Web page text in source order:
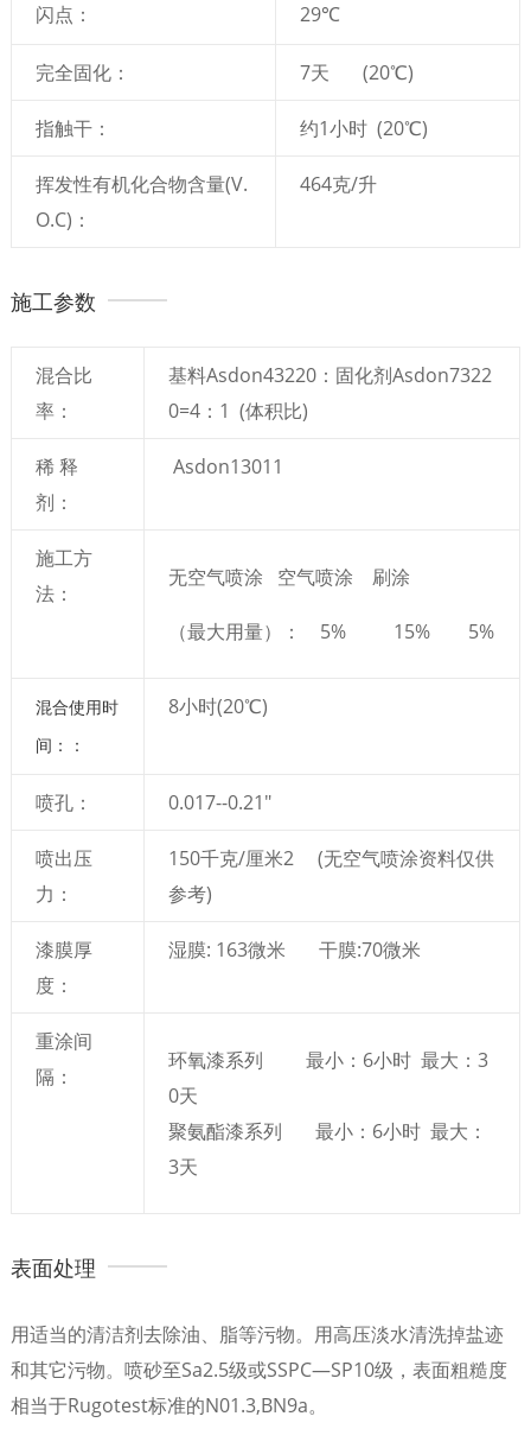
闪点： 29℃
完全固化： 7天 (20℃)
指触干： 约1小时 (20℃)
挥发性有机化合物含量(V.
O.C)：
464克/升
施工参数
混合比
率：
基料Asdon43220：固化剂Asdon7322
0=4：1 (体积比)
稀 释
剂：
Asdon13011
施工方
法：
无空气喷涂 空气喷涂 刷涂
（最大用量）： 5% 15% 5%
混合使用时
间：：
8小时(20℃)
喷孔： 0.017--0.21"
喷出压
力：
150千克/厘米2 (无空气喷涂资料仅供
参考)
漆膜厚
度：
湿膜: 163微米 干膜:70微米
重涂间
隔：
环氧漆系列 最小：6小时 最大：3
0天
聚氨酯漆系列 最小：6小时 最大：
3天
表面处理
用适当的清洁剂去除油、脂等污物。用高压淡水清洗掉盐迹
和其它污物。喷砂至Sa2.5级或SSPC—SP10级，表面粗糙度
相当于Rugotest标准的N01.3,BN9a。